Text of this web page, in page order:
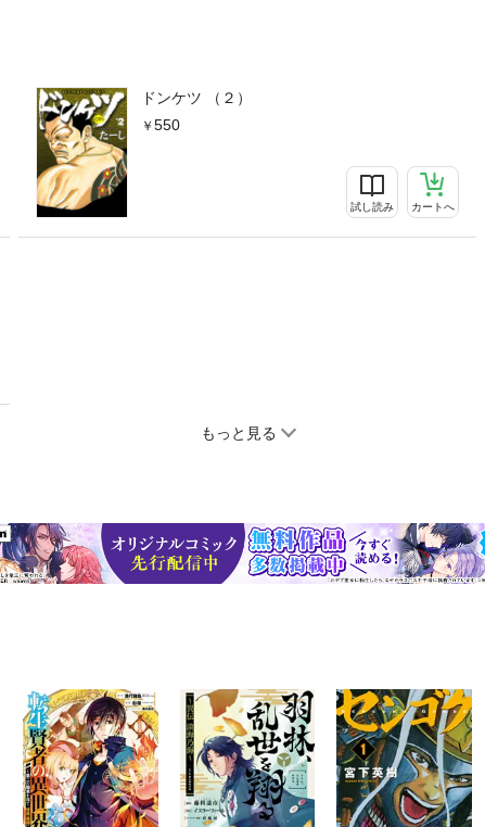
ドンケツ （２）
550
試し読み カートへ
もっと見る